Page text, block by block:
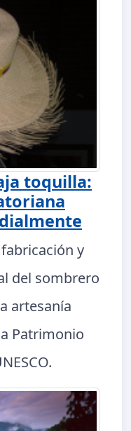
toquilla:
y
del sombrero
artesanía
Patrimonio